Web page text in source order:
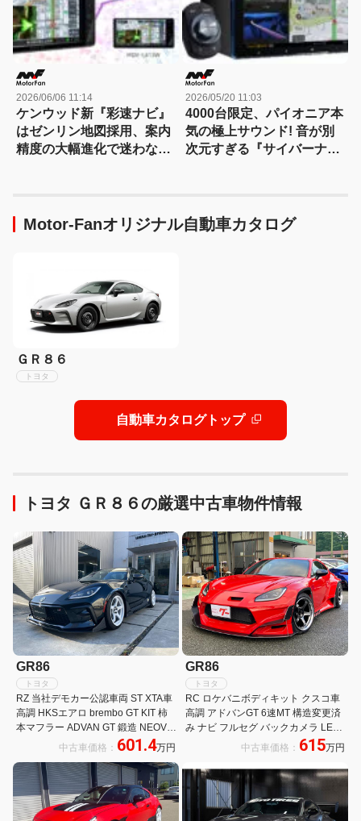
2026/06/06 11:14
ケンウッド新『彩速ナビ』
はゼンリン地図採用、案内
精度の大幅進化で迷わない
2026/05/20 11:03
4000台限定、パイオニア本
気の極上サウンド! 音が別
次元すぎる『サイバーナ
Motor-Fanオリジナル自動車カタログ
ＧＲ８６
トヨタ
自動車カタログトップ
トヨタ ＧＲ８６の厳選中古車物件情報
GR86
トヨタ
RZ 当社デモカー公認車両 ST XTA車
高調 HKSエアロ brembo GT KIT 柿
本マフラー ADVAN GT 鍛造 NEOVA
AD09 ALPINE 9型ナビ RECARO2脚
中古車価格： 601.4万円
GR86
トヨタ
RC ロケバニボディキット クスコ車
高調 アドバンGT 6速MT 構造変更済
み ナビ フルセグ バックカメラ LED
ヘッドライト中古車価格： 615万円